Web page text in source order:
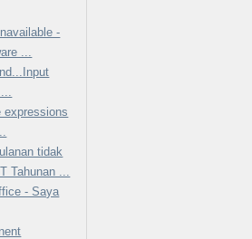
-
...
expressions
tidak
Tahunan ...
- Saya